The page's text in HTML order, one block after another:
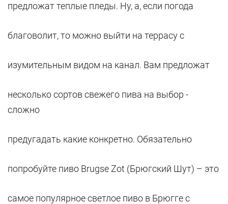
предложат теплые пледы. Ну, а, если погода
благоволит, то можно выйти на террасу с
изумительным видом на канал. Вам предложат
несколько сортов свежего пива на выбор -
сложно
предугадать какие конкретно. Обязательно
попробуйте пиво Brugse Zot (Брюгский Шут) – это
самое популярное светлое пиво в Брюгге с